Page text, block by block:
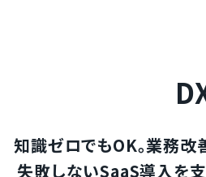
知識ゼロでもOK。業務改
失敗しないSaaS導入を支